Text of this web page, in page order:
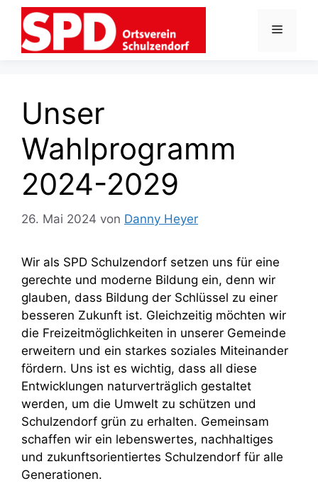
Zum
Inhalt
springen
Menü
Unser
Wahlprogramm
2024-2029
26. Mai 2024 von Danny Heyer
Wir als SPD Schulzendorf setzen uns für eine
gerechte und moderne Bildung ein, denn wir
glauben, dass Bildung der Schlüssel zu einer
besseren Zukunft ist. Gleichzeitig möchten wir
die Freizeitmöglichkeiten in unserer Gemeinde
erweitern und ein starkes soziales Miteinander
fördern. Uns ist es wichtig, dass all diese
Entwicklungen naturverträglich gestaltet
werden, um die Umwelt zu schützen und
Schulzendorf grün zu erhalten. Gemeinsam
schaffen wir ein lebenswertes, nachhaltiges
und zukunftsorientiertes Schulzendorf für alle
Generationen.